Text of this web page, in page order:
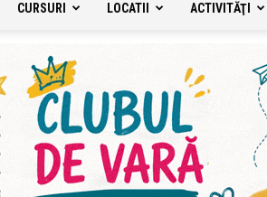
CURSURI LOCATII ACTIVITĂŢI